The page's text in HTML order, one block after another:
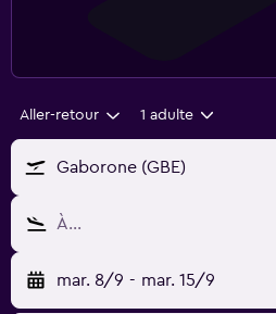
Aller-retour 1 adulte
Gaborone (GBE)
À…
mar. 8/9 - mar. 15/9